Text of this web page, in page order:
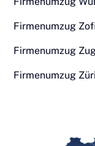
Firmenumzug
Firmenumzug
Firmenumzug